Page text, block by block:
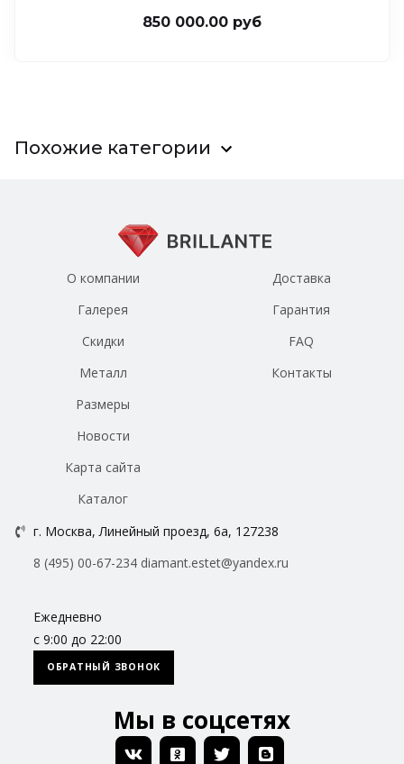
850 000.00 руб
Похожие категории
О компании
Галерея
Скидки
Металл
Размеры
Новости
Доставка
Гарантия
FAQ
Контакты
Карта сайта
Каталог
г. Москва, Линейный проезд, 6а, 127238
8 (495) 00-67-234 diamant.estet@yandex.ru
Ежедневно
с 9:00 до 22:00
ОБРАТНЫЙ ЗВОНОК
Мы в соцсетях